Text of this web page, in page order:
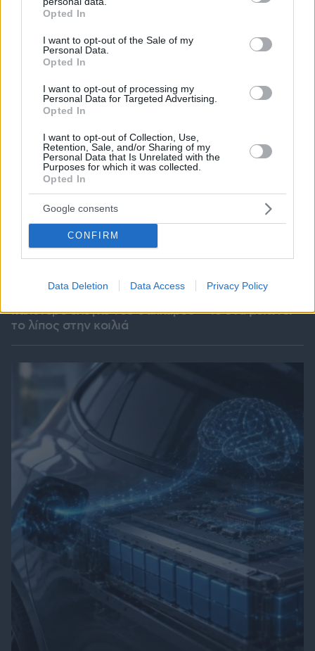
grant or deny consent to Google and its third-party tags to
use your data for below specified purposes in below Google
consent section.
Opted In
I want to opt-out of the Sale of my
Personal Data.
Opted In
I want to opt-out of processing my
Personal Data for Targeted Advertising.
Opted In
I want to opt-out of Collection, Use,
Retention, Sale, and/or Sharing of my
Personal Data that Is Unrelated with the
Purposes for which it was collected.
Opted In
Google consents
CONFIRM
Data Deletion Data Access Privacy Policy
Τα φρούτα που επιλέγουν 4 ενδοκρινολόγοι για
καλύτερο έλεγχο του σακχάρου – Το ένα μειώνει
το λίπος στην κοιλιά